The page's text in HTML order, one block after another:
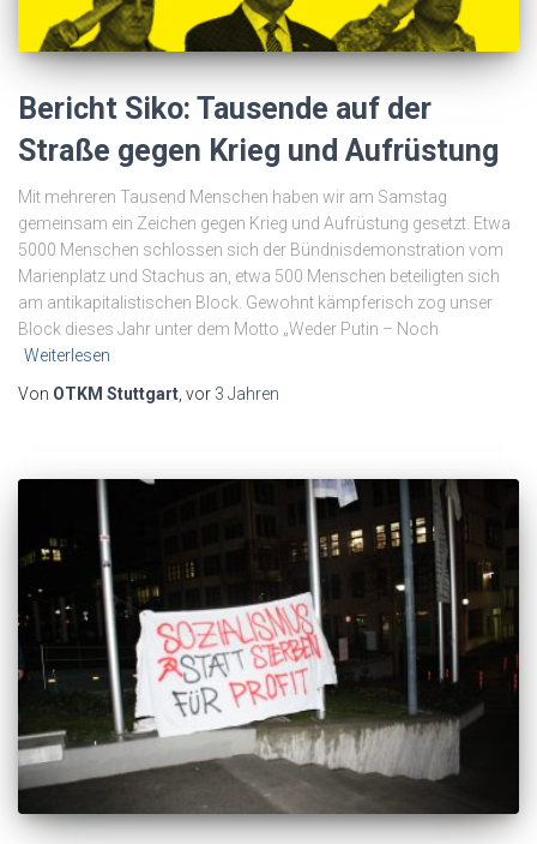
Bericht Siko: Tausende auf der
Straße gegen Krieg und Aufrüstung
Mit mehreren Tausend Menschen haben wir am Samstag
gemeinsam ein Zeichen gegen Krieg und Aufrüstung gesetzt. Etwa
5000 Menschen schlossen sich der Bündnisdemonstration vom
Marienplatz und Stachus an, etwa 500 Menschen beteiligten sich
am antikapitalistischen Block. Gewohnt kämpferisch zog unser
Block dieses Jahr unter dem Motto „Weder Putin – Noch
Weiterlesen
Von OTKM Stuttgart, vor 3 Jahren